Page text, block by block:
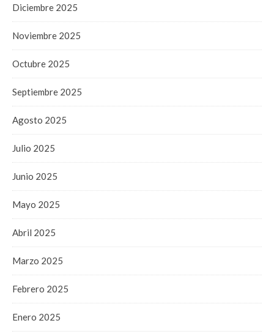
Diciembre 2025
Noviembre 2025
Octubre 2025
Septiembre 2025
Agosto 2025
Julio 2025
Junio 2025
Mayo 2025
Abril 2025
Marzo 2025
Febrero 2025
Enero 2025